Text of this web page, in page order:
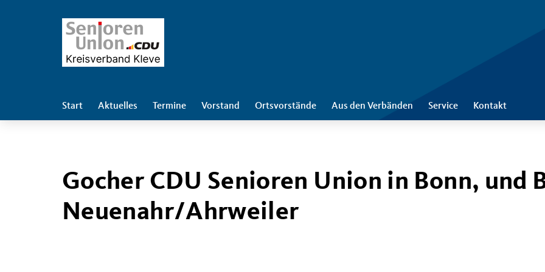
Start Aktuelles Termine Vorstand Ortsvorstände Aus den Verbänden Service Kontakt
Gocher CDU Senioren Union in Bonn, und
Neuenahr/Ahrweiler